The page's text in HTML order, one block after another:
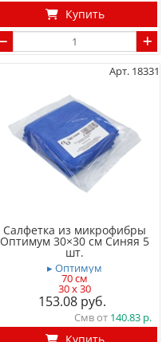
Купить
Арт. 18331
Салфетка из микрофибры
Оптимум 30×30 см Синяя 5
шт.
▸ Оптимум
70 см
30 x 30
153.08
Смв от 140.83